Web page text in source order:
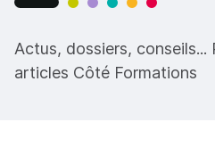
Actus, dossiers, conseils...
articles Côté Formations